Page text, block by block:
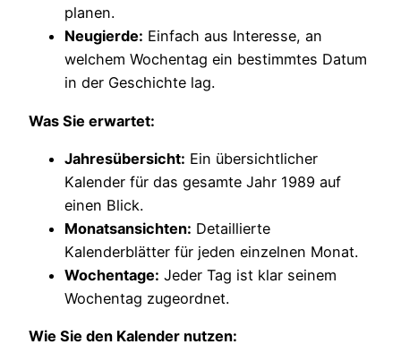
planen.
Neugierde: Einfach aus Interesse, an
welchem Wochentag ein bestimmtes Datum
in der Geschichte lag.
Was Sie erwartet:
Jahresübersicht: Ein übersichtlicher
Kalender für das gesamte Jahr 1989 auf
einen Blick.
Monatsansichten: Detaillierte
Kalenderblätter für jeden einzelnen Monat.
Wochentage: Jeder Tag ist klar seinem
Wochentag zugeordnet.
Wie Sie den Kalender nutzen: